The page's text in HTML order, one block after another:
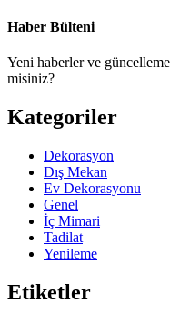
Haber Bülteni
Yeni haberler ve
misiniz?
Kategoriler
Dekorasyon
Dış Mekan
Ev Dekorasyonu
Genel
İç Mimari
Tadilat
Yenileme
Etiketler